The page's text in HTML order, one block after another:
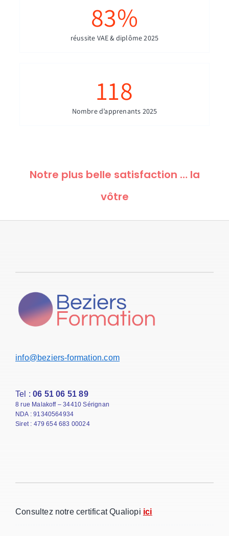
83%
réussite VAE & diplôme 2025
118
Nombre d’apprenants 2025
Notre plus belle satisfaction … la
vôtre
info@beziers-formation.com
Tel :06 51 06 51 89
8 rue Malakoff – 34410 Sérignan
NDA : 91340564934
Siret : 479 654 683 00024
Consultez notre certificat Qualiopi ici